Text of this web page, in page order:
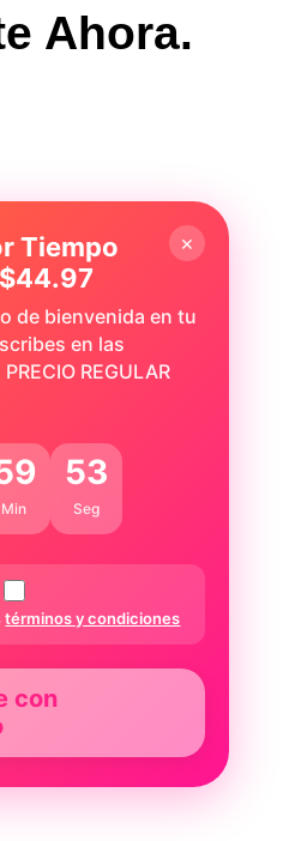
Ahora.
×
Tiempo
de bienvenida en tu
en las
REGULAR
Min
52
Seg
términos y condiciones
con